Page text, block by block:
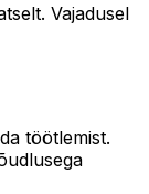
Vajadusel
töötlemist.